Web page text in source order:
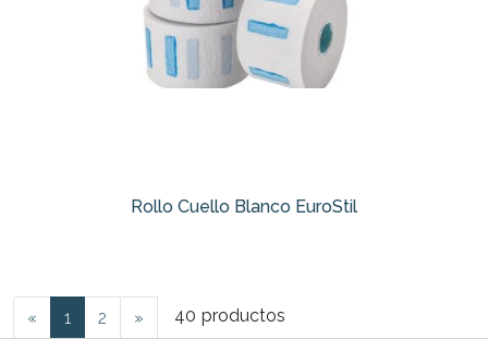
Rollo Cuello Blanco EuroStil
« 1 2 » 40 productos